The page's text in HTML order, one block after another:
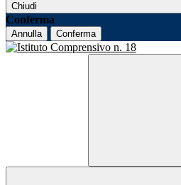
Chiudi
Conferma
Annulla Conferma